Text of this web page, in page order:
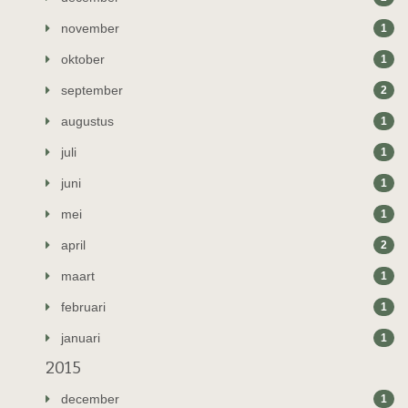
november 1
oktober 1
september 2
augustus 1
juli 1
juni 1
mei 1
april 2
maart 1
februari 1
januari 1
2015
december 1